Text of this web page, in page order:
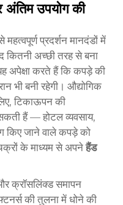
उपयोग की
प्रदर्शन मानदंडों में
कितनी अच्छी तरह से बना
अपेक्षा करते हैं कि कपड़े की
भी बनी रहेगी। औद्योगिक
टिकाऊपन की
हैं — होटल व्यवसाय,
किए जाने वाले कपड़े को
के माध्यम से अपनेहैंड
क्रॉसलिंक्ड समापन
की तुलना में धोने की